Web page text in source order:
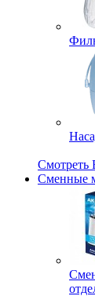
Смотреть
Сменные